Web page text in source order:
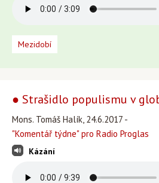
Mezidobí
● Strašidlo populismu v
Mons. Tomáš Halík, 24.6.2017 -
"Komentář týdne" pro Radio Proglas
Kázání